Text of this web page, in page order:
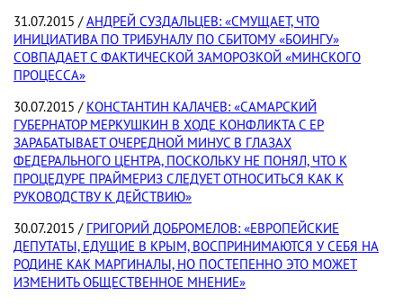
31.07.2015 /АНДРЕЙ СУЗДАЛЬЦЕВ: «СМУЩАЕТ, ЧТО
ИНИЦИАТИВА ПО ТРИБУНАЛУ ПО СБИТОМУ «БОИНГУ»
СОВПАДАЕТ С ФАКТИЧЕСКОЙ ЗАМОРОЗКОЙ «МИНСКОГО
ПРОЦЕССА»
30.07.2015 / КОНСТАНТИН КАЛАЧЕВ: «САМАРСКИЙ
ГУБЕРНАТОР МЕРКУШКИН В ХОДЕ КОНФЛИКТА С ЕР
ЗАРАБАТЫВАЕТ ОЧЕРЕДНОЙ МИНУС В ГЛАЗАХ
ФЕДЕРАЛЬНОГО ЦЕНТРА, ПОСКОЛЬКУ НЕ ПОНЯЛ, ЧТО К
ПРОЦЕДУРЕ ПРАЙМЕРИЗ СЛЕДУЕТ ОТНОСИТЬСЯ КАК К
РУКОВОДСТВУ К ДЕЙСТВИЮ»
30.07.2015 / ГРИГОРИЙ ДОБРОМЕЛОВ: «ЕВРОПЕЙСКИЕ
ДЕПУТАТЫ, ЕДУЩИЕ В КРЫМ, ВОСПРИНИМАЮТСЯ У СЕБЯ НА
РОДИНЕ КАК МАРГИНАЛЫ, НО ПОСТЕПЕННО ЭТО МОЖЕТ
ИЗМЕНИТЬ ОБЩЕСТВЕННОЕ МНЕНИЕ»